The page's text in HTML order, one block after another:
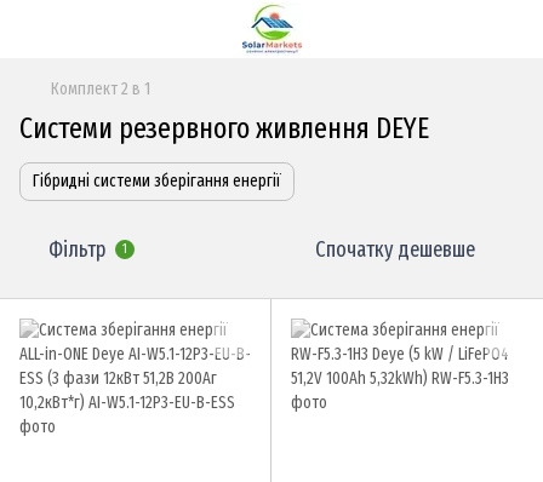
Комплект 2 в 1
Системи резервного живлення DEYE
Гібридні системи зберігання енергії
Фільтр 1 Спочатку дешевше